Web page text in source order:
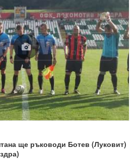
ще ръководи Ботев (Луковит)